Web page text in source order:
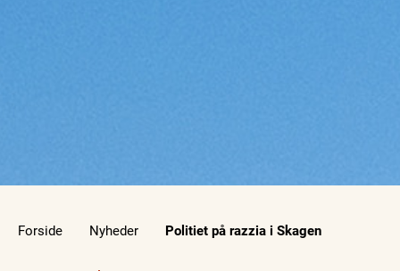
Forside Nyheder Politiet på razzia i Skagen